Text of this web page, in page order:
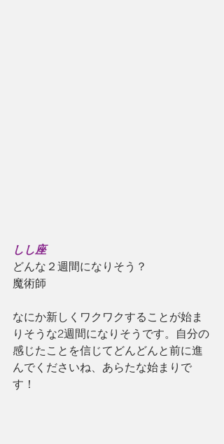
しし座
どんな２週間になりそう？
魔術師
なにか新しくワクワクすることが始ま
りそうな2週間になりそうです。自分の
感じたことを信じてどんどんと前に進
んでくださいね、あらたな始まりで
す！